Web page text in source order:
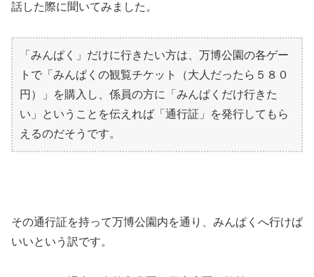
話した際に聞いてみました。
「みんぱく」だけに行きたい方は、万博公園の各ゲー
トで「みんぱくの観覧チケット（大人だったら５８０
円）」を購入し、係員の方に「みんぱくだけ行きた
い」ということを伝えれば「通行証」を発行してもら
えるのだそうです。
その通行証を持って万博公園内を通り、みんぱくへ行けば
いいという訳です。